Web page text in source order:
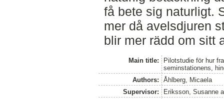
få bete sig naturligt.
mer då avelsdjuren
blir mer rädd om sitt
Main title:
Pilotstudie för hur
seminstationens,
Authors:
Åhlberg, Micaela
Supervisor:
Eriksson, Susanne